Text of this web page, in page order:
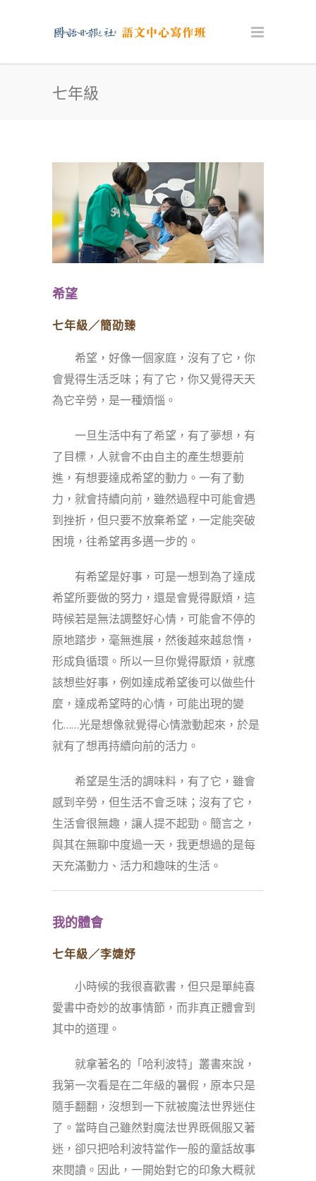
七年級
希望
七年級／簡劭臻
希望，好像一個家庭，沒有了它，你
會覺得生活乏味；有了它，你又覺得天天
為它辛勞，是一種煩惱。
一旦生活中有了希望，有了夢想，有
了目標，人就會不由自主的產生想要前
進，有想要達成希望的動力。一有了動
力，就會持續向前，雖然過程中可能會遇
到挫折，但只要不放棄希望，一定能突破
困境，往希望再多邁一步的。
有希望是好事，可是一想到為了達成
希望所要做的努力，還是會覺得厭煩，這
時候若是無法調整好心情，可能會不停的
原地踏步，毫無進展，然後越來越怠惰，
形成負循環。所以一旦你覺得厭煩，就應
該想些好事，例如達成希望後可以做些什
麼，達成希望時的心情，可能出現的變
化……光是想像就覺得心情激動起來，於是
就有了想再持續向前的活力。
希望是生活的調味料，有了它，雖會
感到辛勞，但生活不會乏味；沒有了它，
生活會很無趣，讓人提不起勁。簡言之，
與其在無聊中度過一天，我更想過的是每
天充滿動力、活力和趣味的生活。
我的體會
七年級／李婕妤
小時候的我很喜歡書，但只是單純喜
愛書中奇妙的故事情節，而非真正體會到
其中的道理。
就拿著名的「哈利波特」叢書來說，
我第一次看是在二年級的暑假，原本只是
隨手翻翻，沒想到一下就被魔法世界迷住
了。當時自己雖然對魔法世界既佩服又著
迷，卻只把哈利波特當作一般的童話故事
來閱讀。因此，一開始對它的印象大概就